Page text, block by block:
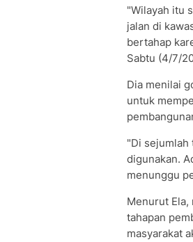
"Wilayah itu
jalan di
bertahap
Sabtu (4/7/
Dia menilai
untuk
"Di sejumlah
digunakan.
menunggu
Menurut Ela,
tahapan
masyarakat